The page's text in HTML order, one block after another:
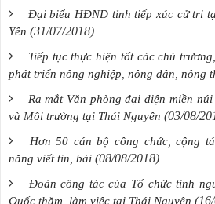
Đại biểu HĐND tỉnh tiếp xúc cử tri
Yên (31/07/2018)
Tiếp tục thực hiện tốt các chủ
phát triển nông nghiệp, nông dân, nông
Ra mắt Văn phòng đại diện miền
và Môi trường tại Thái Nguyên (03/08/
Hơn 50 cán bộ công chức, cộng
năng viết tin, bài (08/08/2018)
Đoàn công tác của Tổ chức tình
Quốc thăm, làm việc tại Thái Nguyên